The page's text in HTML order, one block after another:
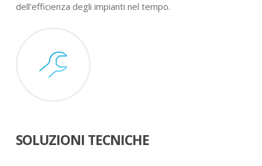
dell’efficienza degli impianti nel tempo.
SOLUZIONI TECNICHE